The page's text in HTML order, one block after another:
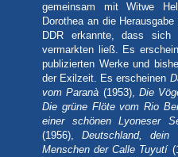
gemeinsam mit Witwe
Dorothea an die
DDR erkannte, dass
vermarkten ließ. Es
publizierten Werke und
der Exilzeit. Es erscheinen
vom Paranà (1953), Die
Die grüne Flöte vom Rio
einer schönen Lyoneser
(1956), Deutschland,
Menschen der Calle Tuyutí